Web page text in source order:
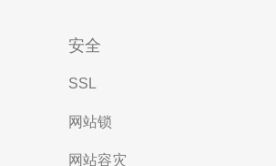
安全
SSL
网站锁
网站容灾